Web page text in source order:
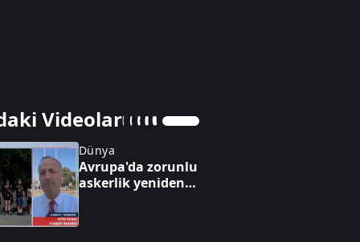
Videolar
Dünya
Avrupa'da zorunlu
askerlik yeniden